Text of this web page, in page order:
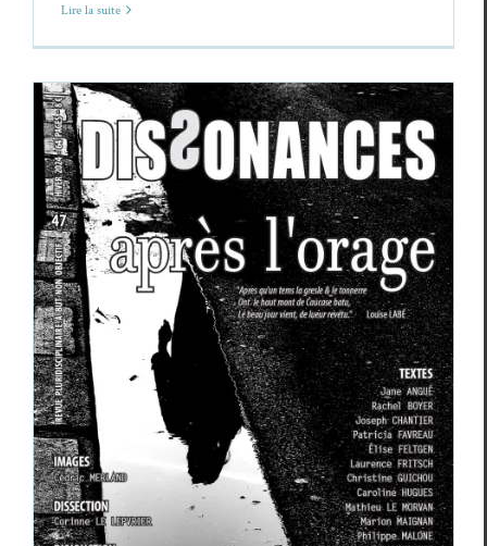
Lire la suite
Dissonances n°47 hiver 2024
Revue des revues